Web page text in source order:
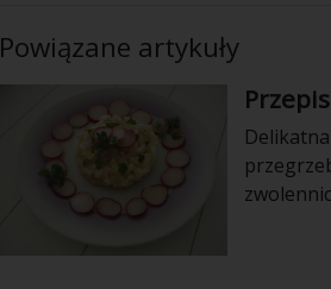
Powiązane artykuły